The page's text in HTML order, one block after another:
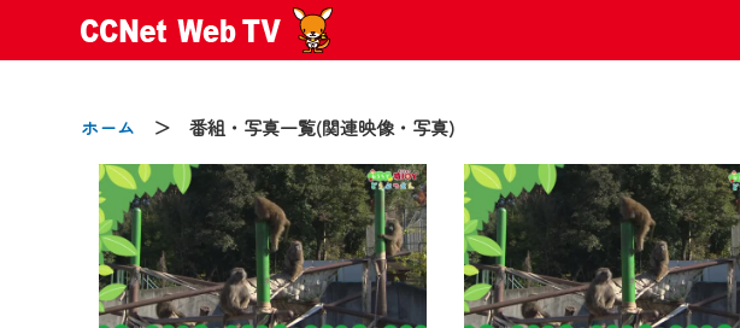
ホーム ＞ 番組・写真一覧(関連映像・写真)
2024/09/02
動画配信サービス『CCNet Web TV』は2024年9月24